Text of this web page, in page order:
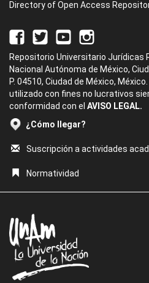
Directory of Open Access
Repositorio Universitario Jurídicas
Nacional Autónoma de México,
P. 04510, Ciudad de México,
utilizado con fines no lucrativos
conformidad con el AVISO LEGAL.
¿Cómo llegar?
Suscripción a actividades
Normatividad